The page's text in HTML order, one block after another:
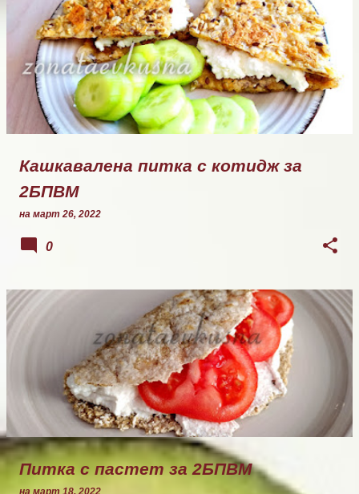
Кашкавалена питка с котидж за
2БПВМ
на март 26, 2022
0
Питка с пастет за 2БПВМ
на март 18, 2022